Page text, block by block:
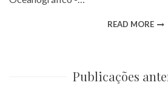
READ MORE
Publicações